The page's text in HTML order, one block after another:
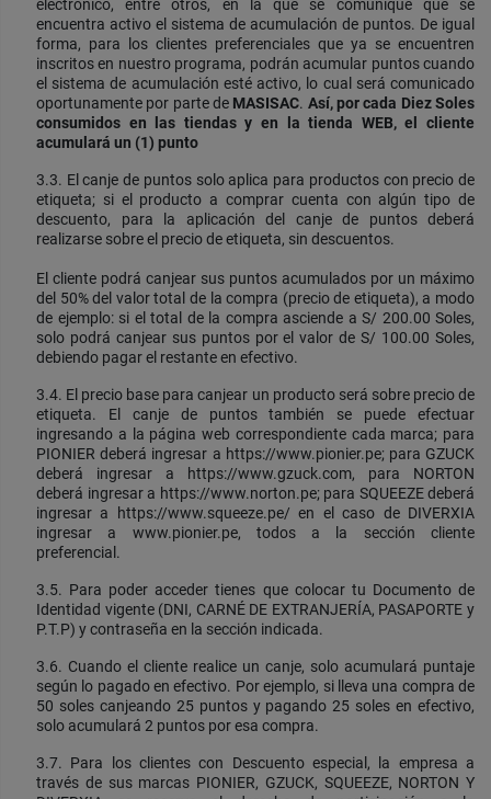
electrónico, entre otros, en la que se comunique que se
encuentra activo el sistema de acumulación de puntos. De igual
forma, para los clientes preferenciales que ya se encuentren
inscritos en nuestro programa, podrán acumular puntos cuando
el sistema de acumulación esté activo, lo cual será comunicado
oportunamente por parte de MASISAC. Así, por cada Diez Soles
consumidos en las tiendas y en la tienda WEB, el cliente
acumulará un (1) punto
3.3. El canje de puntos solo aplica para productos con precio de
etiqueta; si el producto a comprar cuenta con algún tipo de
descuento, para la aplicación del canje de puntos deberá
realizarse sobre el precio de etiqueta, sin descuentos.
El cliente podrá canjear sus puntos acumulados por un máximo
del 50% del valor total de la compra (precio de etiqueta), a modo
de ejemplo: si el total de la compra asciende a S/ 200.00 Soles,
solo podrá canjear sus puntos por el valor de S/ 100.00 Soles,
debiendo pagar el restante en efectivo.
3.4. El precio base para canjear un producto será sobre precio de
etiqueta. El canje de puntos también se puede efectuar
ingresando a la página web correspondiente cada marca; para
PIONIER deberá ingresar a https://www.pionier.pe; para GZUCK
deberá ingresar a https://www.gzuck.com, para NORTON
deberá ingresar a https://www.norton.pe; para SQUEEZE deberá
ingresar a https://www.squeeze.pe/ en el caso de DIVERXIA
ingresar a www.pionier.pe, todos a la sección cliente
preferencial.
3.5. Para poder acceder tienes que colocar tu Documento de
Identidad vigente (DNI, CARNÉ DE EXTRANJERÍA, PASAPORTE y
P.T.P) y contraseña en la sección indicada.
3.6. Cuando el cliente realice un canje, solo acumulará puntaje
según lo pagado en efectivo. Por ejemplo, si lleva una compra de
50 soles canjeando 25 puntos y pagando 25 soles en efectivo,
solo acumulará 2 puntos por esa compra.
3.7. Para los clientes con Descuento especial, la empresa a
través de sus marcas PIONIER, GZUCK, SQUEEZE, NORTON Y